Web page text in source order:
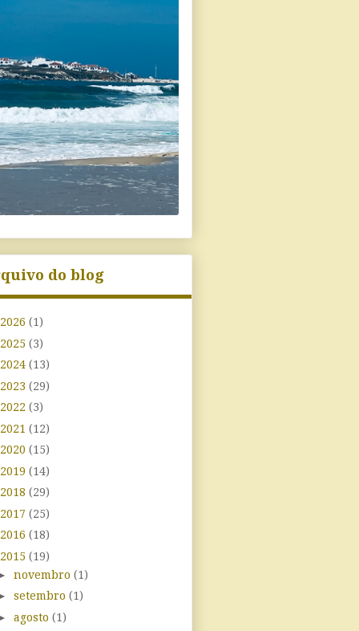
do blog
2026 (1)
2025 (3)
2024 (13)
2023 (29)
2022 (3)
2021 (12)
2020 (15)
2019 (14)
2018 (29)
2017 (25)
2016 (18)
2015 (19)
novembro (1)
setembro (1)
agosto (1)